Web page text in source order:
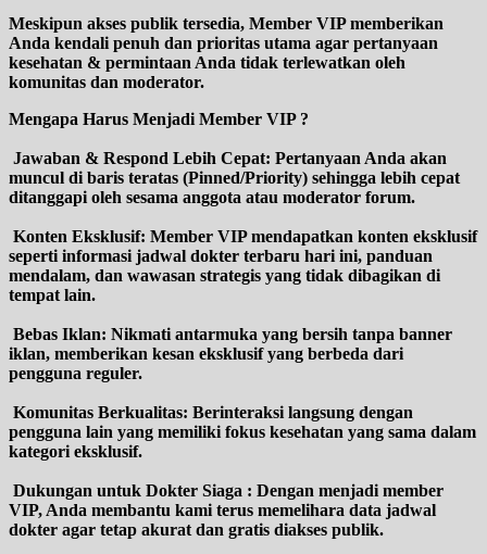
Meskipun akses publik tersedia, Member VIP memberikan
Anda kendali penuh dan prioritas utama agar pertanyaan
kesehatan & permintaan Anda tidak terlewatkan oleh
komunitas dan moderator.
Mengapa Harus Menjadi Member VIP ?
Jawaban & Respond Lebih Cepat: Pertanyaan Anda akan
muncul di baris teratas (Pinned/Priority) sehingga lebih cepat
ditanggapi oleh sesama anggota atau moderator forum.
Konten Eksklusif: Member VIP mendapatkan konten eksklusif
seperti informasi jadwal dokter terbaru hari ini, panduan
mendalam, dan wawasan strategis yang tidak dibagikan di
tempat lain.
Bebas Iklan: Nikmati antarmuka yang bersih tanpa banner
iklan, memberikan kesan eksklusif yang berbeda dari
pengguna reguler.
Komunitas Berkualitas: Berinteraksi langsung dengan
pengguna lain yang memiliki fokus kesehatan yang sama dalam
kategori eksklusif.
Dukungan untuk Dokter Siaga : Dengan menjadi member
VIP, Anda membantu kami terus memelihara data jadwal
dokter agar tetap akurat dan gratis diakses publik.